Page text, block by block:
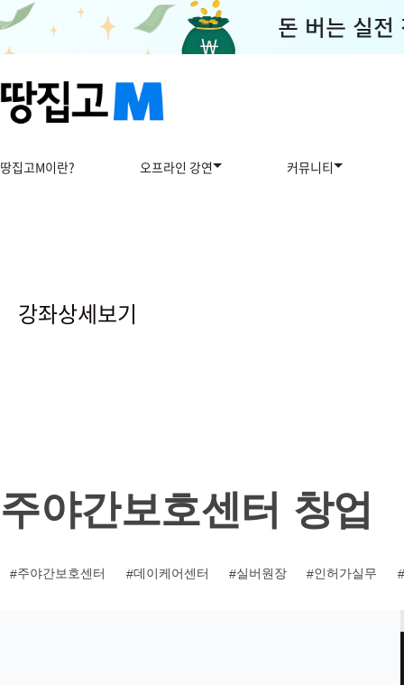
땅집고M이란? 오프라인 강연 커뮤니티
상강좌상세보기
주야간보호센터 창업
주야간보호센터 데이케어센터 실버원장 인허가실무